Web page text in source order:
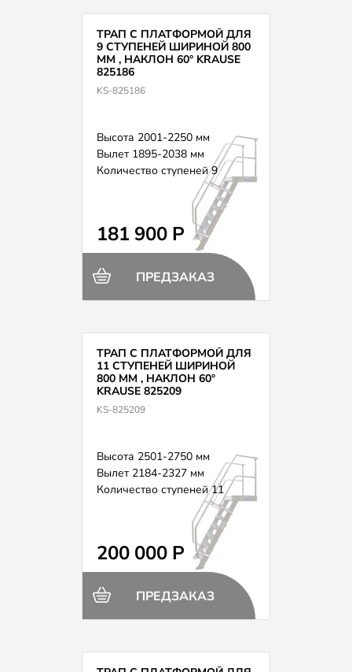
ТРАП С ПЛАТФОРМОЙ ДЛЯ
9 СТУПЕНЕЙ ШИРИНОЙ 800
ММ , НАКЛОН 60° KRAUSE
825186
KS-825186
Высота 2001-2250 мм
Вылет 1895-2038 мм
Количество ступеней 9
181 900 Р
ПРЕДЗАКАЗ
ТРАП С ПЛАТФОРМОЙ ДЛЯ
11 СТУПЕНЕЙ ШИРИНОЙ
800 ММ , НАКЛОН 60°
KRAUSE 825209
KS-825209
Высота 2501-2750 мм
Вылет 2184-2327 мм
Количество ступеней 11
200 000 Р
ПРЕДЗАКАЗ